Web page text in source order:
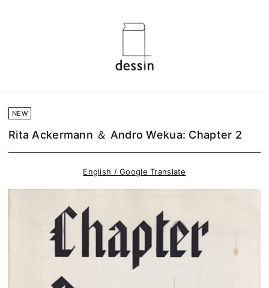
NEW
Rita Ackermann ＆ Andro Wekua: Chapter 2
English / Google Translate